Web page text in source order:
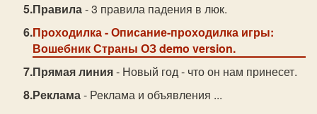
Правила- 3 правила падения в люк.
Проходилка- Описание-проходилка игры:
Вошебник Страны ОЗ demo version.
Прямая линия- Новый год - что он нам принесет.
Реклама- Реклама и объявления ...